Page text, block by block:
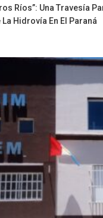
Ríos”: Una Travesía
Hidrovía En El Paraná